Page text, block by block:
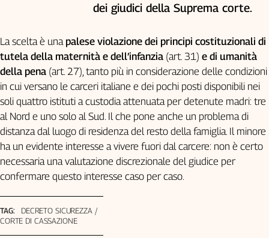
TAG:
DECRETO SICUREZZA
CORTE DI CASSAZIONE
dei giudici della Suprema corte.
La scelta è una palese violazione dei principi costituzionali di
tutela della maternità e dell’infanzia (art. 31) e di umanità
della pena (art. 27), tanto più in considerazione delle condizioni
in cui versano le carceri italiane e dei pochi posti disponibili nei
soli quattro istituti a custodia attenuata per detenute madri: tre
al Nord e uno solo al Sud. Il che pone anche un problema di
distanza dal luogo di residenza del resto della famiglia. Il minore
ha un evidente interesse a vivere fuori dal carcere: non è certo
necessaria una valutazione discrezionale del giudice per
confermare questo interesse caso per caso.